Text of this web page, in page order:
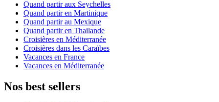
Quand partir aux Seychelles
Quand partir en Martinique
Quand partir au Mexique
Quand partir en Thailande
Croisières en Méditerranée
Croisières dans les Caraïbes
Vacances en France
Vacances en Méditerranée
Nos best sellers